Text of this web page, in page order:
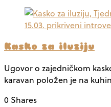
Kasko za iluziju
Ugovor o zajedničkom
karavan položen je na
0 Shares